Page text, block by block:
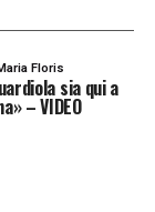
Floris
sia qui a
– VIDEO